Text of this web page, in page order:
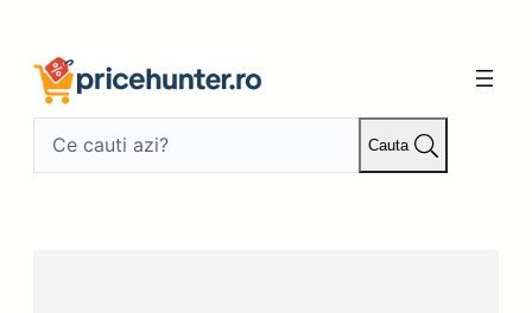
conținut
Cauta